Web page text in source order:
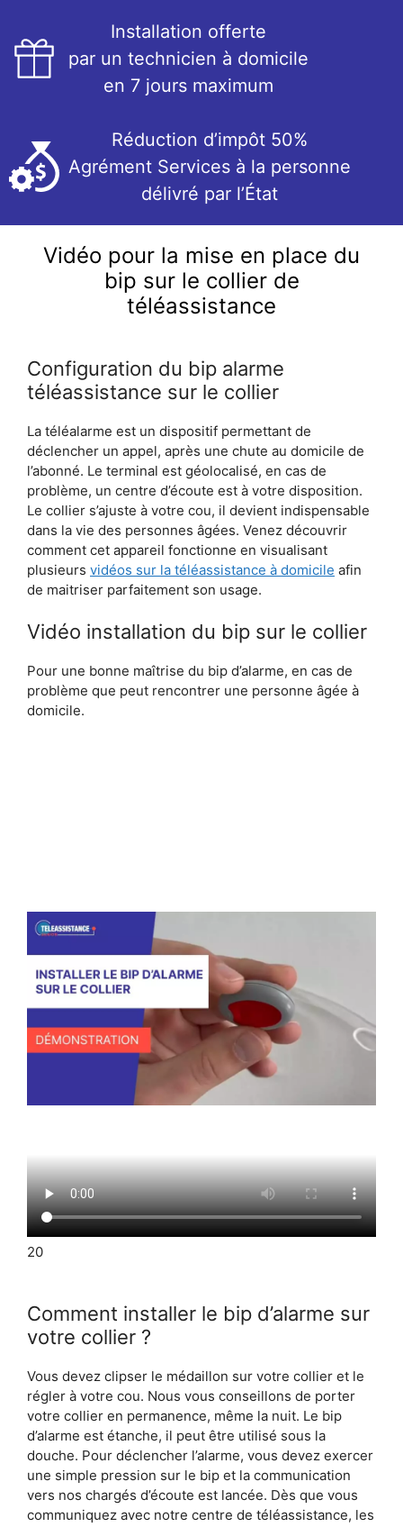
Installation offerte
par un technicien à domicile
en 7 jours maximum
Réduction d’impôt 50%
Agrément Services à la personne
délivré par l’État
Vidéo pour la mise en place du
bip sur le collier de
téléassistance
Configuration du bip alarme
téléassistance sur le collier
La téléalarme est un dispositif permettant de
déclencher un appel, après une chute au domicile de
l’abonné. Le terminal est géolocalisé, en cas de
problème, un centre d’écoute est à votre disposition.
Le collier s’ajuste à votre cou, il devient indispensable
dans la vie des personnes âgées. Venez découvrir
comment cet appareil fonctionne en visualisant
plusieurs vidéos sur la téléassistance à domicile afin
de maitriser parfaitement son usage.
Vidéo installation du bip sur le collier
Pour une bonne maîtrise du bip d’alarme, en cas de
problème que peut rencontrer une personne âgée à
domicile.
20
Comment installer le bip d’alarme sur
votre collier ?
Vous devez clipser le médaillon sur votre collier et le
régler à votre cou. Nous vous conseillons de porter
votre collier en permanence, même la nuit. Le bip
d’alarme est étanche, il peut être utilisé sous la
douche. Pour déclencher l’alarme, vous devez exercer
une simple pression sur le bip et la communication
vers nos chargés d’écoute est lancée. Dès que vous
communiquez avec notre centre de téléassistance, les